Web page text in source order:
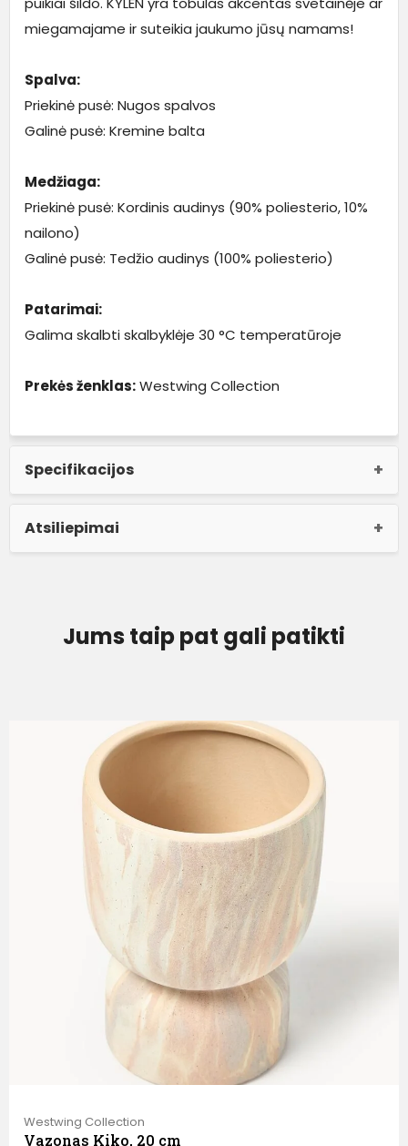
miegamajame ir suteikia jaukumo jūsų namams!
Spalva:
Priekinė pusė: Nugos spalvos
Galinė pusė: Kremine balta
Medžiaga:
Priekinė pusė: Kordinis audinys (90% poliesterio, 10%
nailono)
Galinė pusė: Tedžio audinys (100% poliesterio)
Patarimai:
Galima skalbti skalbyklėje 30 °C temperatūroje
Prekės ženklas:Westwing Collection
Specifikacijos
Atsiliepimai
Jums taip pat gali patikti
Westwing Collection
Vazonas Kiko, 20 cm